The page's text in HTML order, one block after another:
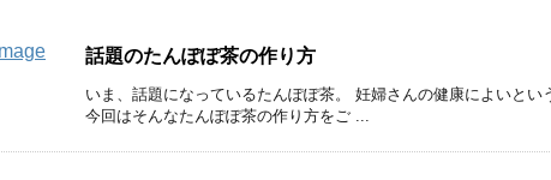
話題のたんぽぽ茶の作り方
いま、話題になっているたんぽぽ茶。 妊婦さんの健康によいと
今回はそんなたんぽぽ茶の作り方をご ...